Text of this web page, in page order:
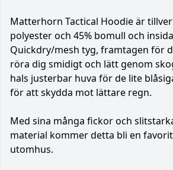
Matterhorn Tactical Hoodie är
polyester och 45% bomull och
Quickdry/mesh tyg, framtagen för
röra dig smidigt och lätt genom
hals justerbar huva för de lite
för att skydda mot lättare regn.
Med sina många fickor och
material kommer detta bli en
utomhus.